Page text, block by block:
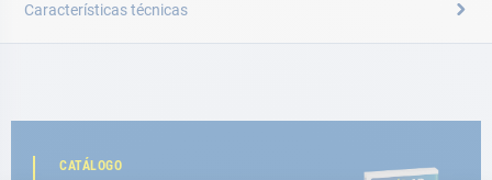
Características técnicas
CATÁLOGO